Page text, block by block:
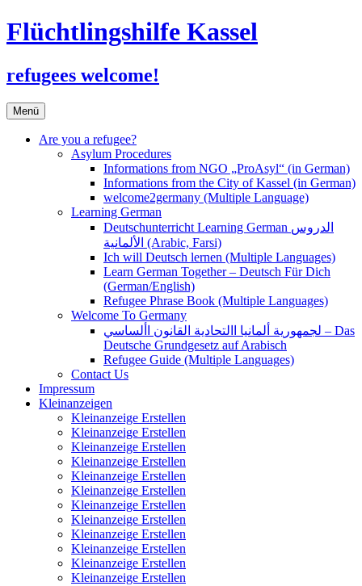
Flüchtlingshilfe Kassel
refugees welcome!
Menü Zum
Inhalt
springen
Are you a refugee?
Asylum Procedures
Informations from NGO „ProAsyl“ (in German)
Informations from the City of Kassel (in German)
welcome2germany (Multiple Language)
Learning German
Deutschunterricht Learning German الدروس
الألمانية (Arabic, Farsi)
Ich will Deutsch lernen (Multiple Languages)
Learn German Together – Deutsch Für Dich
(German/English)
Refugee Phrase Book (Multiple Languages)
Welcome To Germany
لجمهورية ألمانيا االتحادية القانون األساسي – Das
Deutsche Grundgesetz auf Arabisch
Refugee Guide (Multiple Languages)
Contact Us
Impressum
Kleinanzeigen
Kleinanzeige Erstellen
Kleinanzeige Erstellen
Kleinanzeige Erstellen
Kleinanzeige Erstellen
Kleinanzeige Erstellen
Kleinanzeige Erstellen
Kleinanzeige Erstellen
Kleinanzeige Erstellen
Kleinanzeige Erstellen
Kleinanzeige Erstellen
Kleinanzeige Erstellen
Kleinanzeige Erstellen